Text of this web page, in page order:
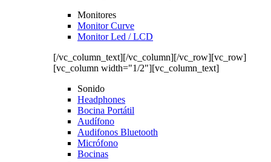
Monitores
Monitor Curve
Monitor Led / LCD
[/vc_column_text][/vc_column][/vc_row][vc_row]
[vc_column width="1/2"][vc_column_text]
Sonido
Headphones
Bocina Portátil
Audífono
Audifonos Bluetooth
Micrófono
Bocinas